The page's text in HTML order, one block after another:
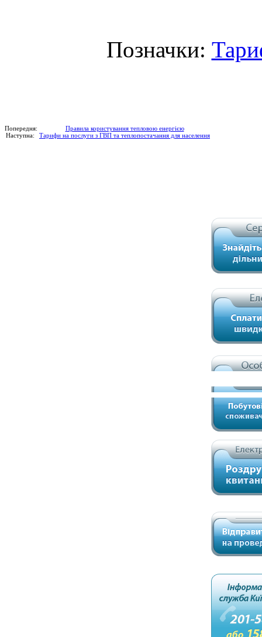
Позначки:
Попередня:
Правила користування тепловою енергією
Наступна:
Тарифи на послуги з ГВП та теплопостачання для населення